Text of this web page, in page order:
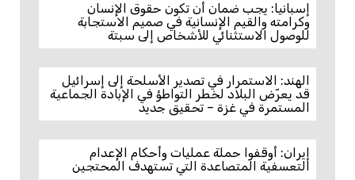
إسبانيا: يجب ضمان أن تكون حقوق الإنسان
وكرامته والقيم الإنسانية في صميم الاستجابة
للوصول الاستثنائي للأشخاص إلى سبتة
الهند: الاستمرار في تصدير الأسلحة إلى إسرائيل
قد يعرّض البلاد لخطر التواطؤ في الإبادة الجماعية
المستمرة في غزة – تحقيق جديد
إيران: أوقفوا حملة عمليات وأحكام الإعدام
التعسفية المتصاعدة التي تستهدف المحتجين